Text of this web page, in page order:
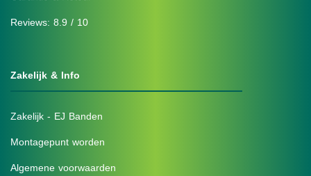
Reviews: 8.9 / 10
Zakelijk & Info
Zakelijk - EJ Banden
Montagepunt worden
Algemene voorwaarden